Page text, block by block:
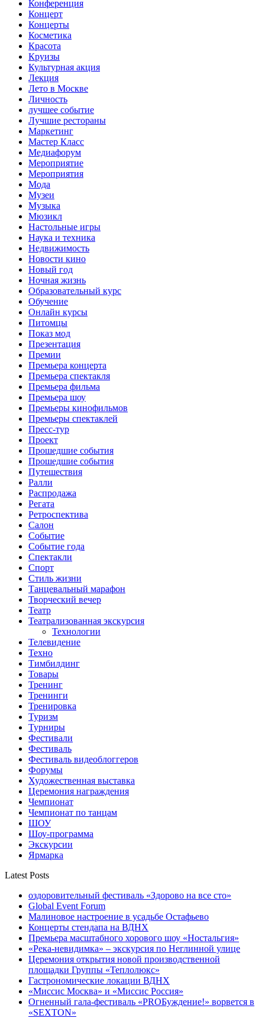
Конференция
Концерт
Концерты
Косметика
Красота
Круизы
Культурная акция
Лекция
Лето в Москве
Личность
лучшее событие
Лучшие рестораны
Маркетинг
Мастер Класс
Медиафорум
Мероприятие
Мероприятия
Мода
Музеи
Музыка
Мюзикл
Настольные игры
Наука и техника
Недвижимость
Новости кино
Новый год
Ночная жизнь
Образовательный курс
Обучение
Онлайн курсы
Питомцы
Показ мод
Презентация
Премии
Премьера концерта
Премьера спектакля
Премьера фильма
Премьера шоу
Премьеры кинофильмов
Премьеры спектаклей
Пресс-тур
Проект
Прошедшие события
Прошедшие события
Путешествия
Ралли
Распродажа
Регата
Ретроспектива
Салон
Событие
Событие года
Спектакли
Спорт
Стиль жизни
Танцевальный марафон
Творческий вечер
Театр
Театрализованная экскурсия
Технологии
Телевидение
Техно
Тимбилдинг
Товары
Тренинг
Тренинги
Тренировка
Туризм
Турниры
Фестивали
Фестиваль
Фестиваль видеоблоггеров
Форумы
Художественная выставка
Церемония награждения
Чемпионат
Чемпионат по танцам
ШОУ
Шоу-программа
Экскурсии
Ярмарка
Latest Posts
оздоровительный фестиваль «Здорово на все сто»
Global Event Forum
Малиновое настроение в усадьбе Остафьево
Концерты стендапа на ВДНХ
Премьера масштабного хорового шоу «Ностальгия»
«Река-невидимка» – экскурсия по Неглинной улице
Церемония открытия новой производственной
площадки Группы «Теплолюкс»
Гастрономические локации ВДНХ
«Миссис Москва» и «Миссис Россия»
Огненный гала-фестиваль «PROБуждение!» ворвется в
«SEXTON»